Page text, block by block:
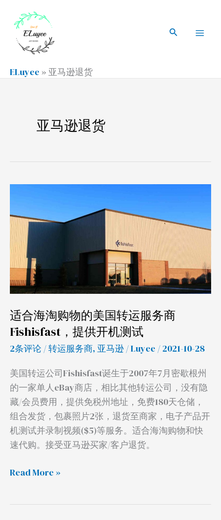
搜
ELuyee » 亚马逊退货
亚马逊退货
适合海淘购物的美国转运服务商
Fishisfast，提供开机测试
2条评论 /转运服务商, 亚马逊 /Luyee / 2021-10-28
美国转运公司Fishisfast诞生于2007年7月密歇根州
的一家单人eBay商店，相比其他转运公司，没有隐
藏/会员费用，提供免税州地址，免费180天仓储，
组合发货，包裹照片2张，退货至商家，电子产品开
机测试并录制视频($5)等服务。适合海淘购物和快
速代购。接受亚马逊买家/客户退货。
海
淘
购
物
的
美
转
运
服
商
Fishisfast，
提
供
开
机
试
Read More »
索